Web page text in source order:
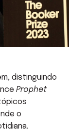
distinguindo
Prophet
o